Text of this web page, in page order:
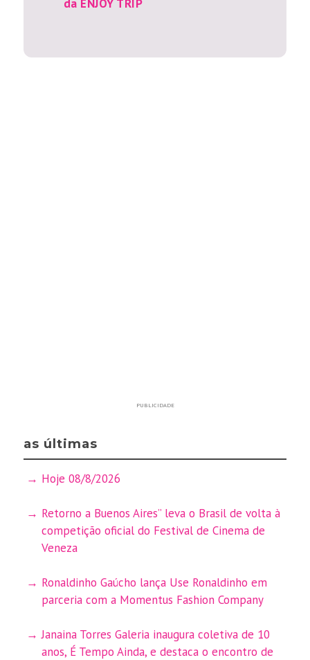
da ENJOY TRIP
PUBLICIDADE
as últimas
Hoje 08/8/2026
Retorno a Buenos Aires” leva o Brasil de volta à
competição oficial do Festival de Cinema de
Veneza
Ronaldinho Gaúcho lança Use Ronaldinho em
parceria com a Momentus Fashion Company
Janaina Torres Galeria inaugura coletiva de 10
anos, É Tempo Ainda, e destaca o encontro de